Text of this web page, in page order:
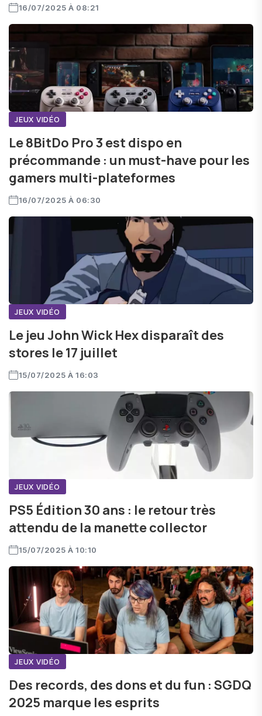
16/07/2025 À 08:21
JEUX VIDÉO
Le 8BitDo Pro 3 est dispo en
précommande : un must-have pour les
gamers multi-plateformes
16/07/2025 À 06:30
JEUX VIDÉO
Le jeu John Wick Hex disparaît des
stores le 17 juillet
15/07/2025 À 16:03
JEUX VIDÉO
PS5 Édition 30 ans : le retour très
attendu de la manette collector
15/07/2025 À 10:10
JEUX VIDÉO
Des records, des dons et du fun : SGDQ
2025 marque les esprits